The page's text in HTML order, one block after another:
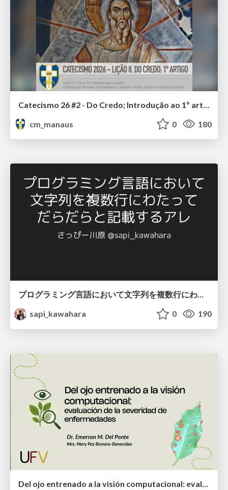
cm_manaus
0 180
プログラミング言語において文字列を複数行にわたって だらだらと記載するアレ
sapi_kawahara
0 190
Del ojo entrenado a la visión computacional: evaluación de la severidad de enfermedades